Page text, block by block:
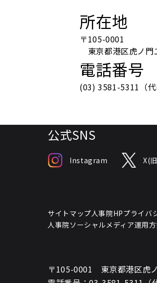
所在地
〒105-0001
東京都港区虎ノ門
電話番号
(03) 3581-5311（代
公式SNS
Instagram X(
サイトマップ人事院HPプライバ
人事院ソーシャルメディア運用
〒105-0001 東京都港区